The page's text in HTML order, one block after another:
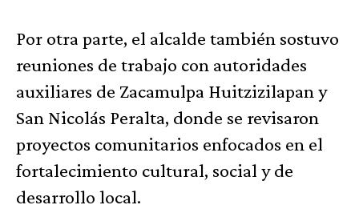
Por otra parte, el alcalde también sostuvo
reuniones de trabajo con autoridades
auxiliares de Zacamulpa Huitzizilapan y
San Nicolás Peralta, donde se revisaron
proyectos comunitarios enfocados en el
fortalecimiento cultural, social y de
desarrollo local.